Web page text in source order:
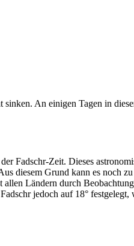
An einigen Tagen in
Fadschr-Zeit. Dieses
diesem Grund kann es noch
Ländern durch
jedoch auf 18°